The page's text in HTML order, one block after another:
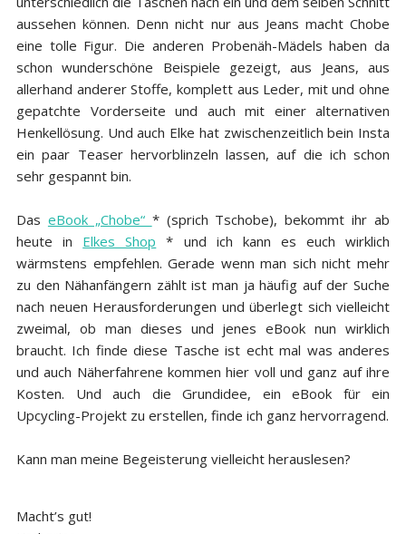
aussehen können. Denn nicht nur aus Jeans macht Chobe
eine tolle Figur. Die anderen Probenäh-Mädels haben da
schon wunderschöne Beispiele gezeigt, aus Jeans, aus
allerhand anderer Stoffe, komplett aus Leder, mit und ohne
gepatchte Vorderseite und auch mit einer alternativen
Henkellösung. Und auch Elke hat zwischenzeitlich bein Insta
ein paar Teaser hervorblinzeln lassen, auf die ich schon
sehr gespannt bin.
Das eBook „Chobe“ * (sprich Tschobe), bekommt ihr ab
heute in Elkes Shop * und ich kann es euch wirklich
wärmstens empfehlen. Gerade wenn man sich nicht mehr
zu den Nähanfängern zählt ist man ja häufig auf der Suche
nach neuen Herausforderungen und überlegt sich vielleicht
zweimal, ob man dieses und jenes eBook nun wirklich
braucht. Ich finde diese Tasche ist echt mal was anderes
und auch Näherfahrene kommen hier voll und ganz auf ihre
Kosten. Und auch die Grundidee, ein eBook für ein
Upcycling-Projekt zu erstellen, finde ich ganz hervorragend.
Kann man meine Begeisterung vielleicht herauslesen?
Macht’s gut!